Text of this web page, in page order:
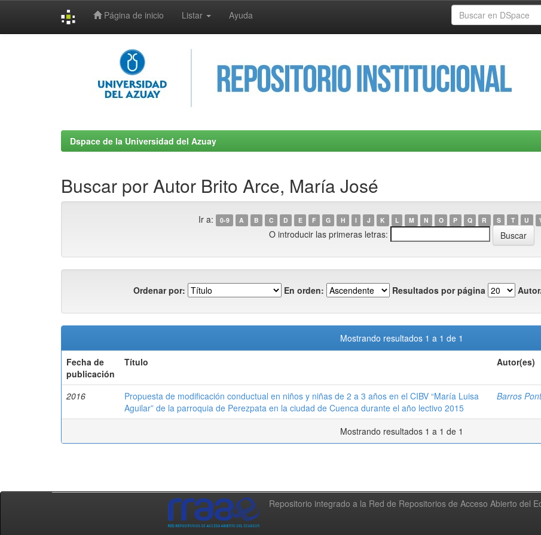
Página de inicio Listar Ayuda
Dspace de la Universidad del Azuay
Buscar por Autor Brito Arce, María José
Ir a: 0-9 A B C D E F G H I J K L M N O P Q R S T U
O introducir las primeras letras:
Ordenar por: En orden: Resultados por página
Mostrando resultados 1 a 1 de 1
Fecha de
publicación
Título Autor(es)
2016
Propuesta de modificación conductual en niños y niñas de 2 a 3 años en el CIBV “María Luisa
Aguilar” de la parroquia de Perezpata en la ciudad de Cuenca durante el año lectivo 2015
Barros
Mostrando resultados 1 a 1 de 1
Repositorio integrado a la Red de Repositorios de Acceso Abierto del